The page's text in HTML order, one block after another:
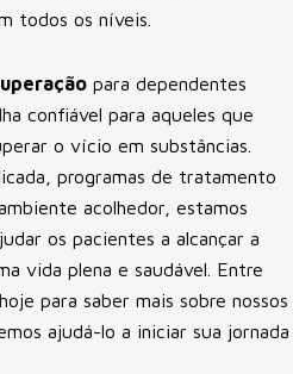
todos os níveis.
para dependentes
confiável para aqueles que
o vício em substâncias.
programas de tratamento
acolhedor, estamos
os pacientes a alcançar a
vida plena e saudável. Entre
para saber mais sobre nossos
ajudá-lo a iniciar sua jornada